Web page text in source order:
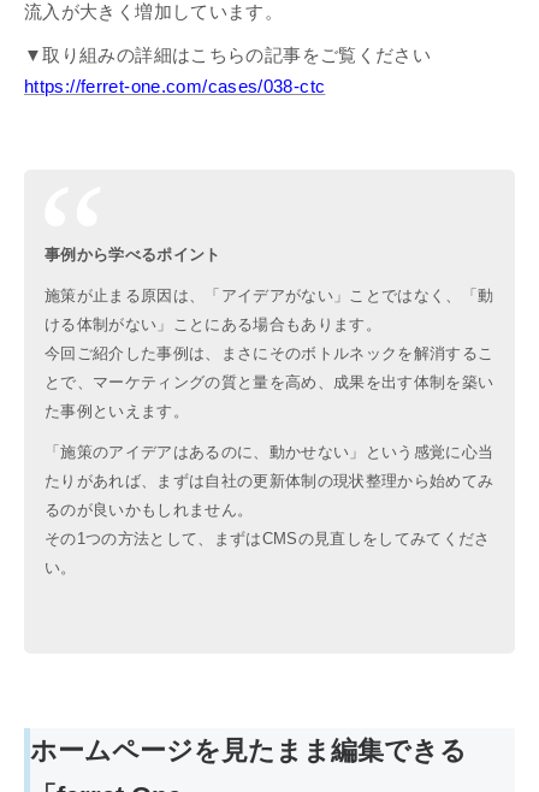
流入が大きく増加しています。
▼取り組みの詳細はこちらの記事をご覧ください
https://ferret-one.com/cases/038-ctc
事例から学べるポイント
施策が止まる原因は、「アイデアがない」ことではなく、「動
ける体制がない」ことにある場合もあります。
今回ご紹介した事例は、まさにそのボトルネックを解消するこ
とで、マーケティングの質と量を高め、成果を出す体制を築い
た事例といえます。
「施策のアイデアはあるのに、動かせない」という感覚に心当
たりがあれば、まずは自社の更新体制の現状整理から始めてみ
るのが良いかもしれません。
その1つの方法として、まずはCMSの見直しをしてみてくださ
い。
ホームページを見たまま編集できる